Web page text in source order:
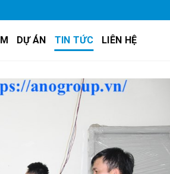
DỰ ÁN TIN TỨC LIÊN HỆ